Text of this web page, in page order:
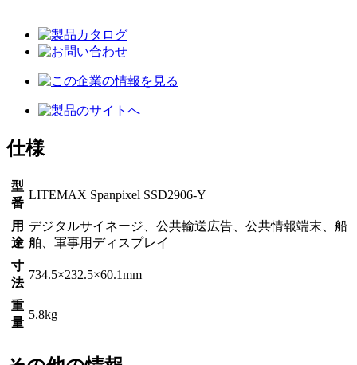
仕様
型
番
LITEMAX Spanpixel SSD2906-Y
用
途
デジタルサイネージ、公共輸送広告、公共情報端末、船
舶、軍事用ディスプレイ
寸
法
734.5×232.5×60.1mm
重
量
5.8kg